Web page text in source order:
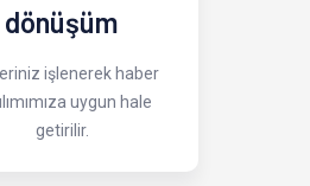
dönüşüm
işlenerek haber
uygun hale
getirilir.